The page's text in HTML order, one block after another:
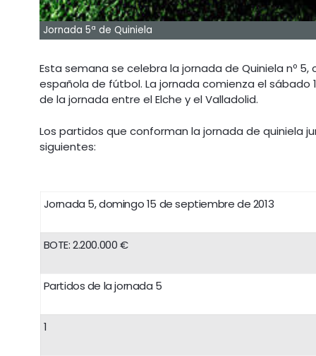
Jornada 5ª de Quiniela
Esta semana se celebra la jornada de Quiniela nº
española de fútbol. La jornada comienza el sábado
de la jornada entre el Elche y el Valladolid.
Los partidos que conforman la jornada de quiniela
siguientes:
Jornada 5, domingo 15 de septiembre de 2013
BOTE: 2.200.000 €
Partidos de la jornada 5
1